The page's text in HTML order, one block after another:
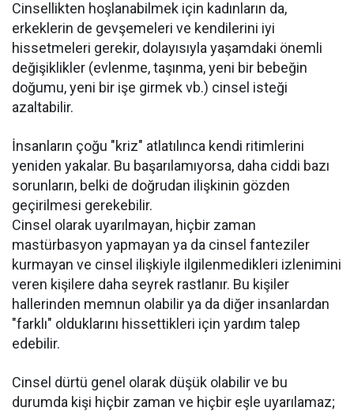
Cinsellikten hoşlanabilmek için kadınların da,
erkeklerin de gevşemeleri ve kendilerini iyi
hissetmeleri gerekir, dolayısıyla yaşamdaki önemli
değişiklikler (evlenme, taşınma, yeni bir bebeğin
doğumu, yeni bir işe girmek vb.) cinsel isteği
azaltabilir.
İnsanların çoğu "kriz" atlatılınca kendi ritimlerini
yeniden yakalar. Bu başarılamıyorsa, daha ciddi bazı
sorunların, belki de doğrudan ilişkinin gözden
geçirilmesi gerekebilir.
Cinsel olarak uyarılmayan, hiçbir zaman
mastürbasyon yapmayan ya da cinsel fanteziler
kurmayan ve cinsel ilişkiyle ilgilenmedikleri izlenimini
veren kişilere daha seyrek rastlanır. Bu kişiler
hallerinden memnun olabilir ya da diğer insanlardan
"farklı" olduklarını hissettikleri için yardım talep
edebilir.
Cinsel dürtü genel olarak düşük olabilir ve bu
durumda kişi hiçbir zaman ve hiçbir eşle uyarılamaz;